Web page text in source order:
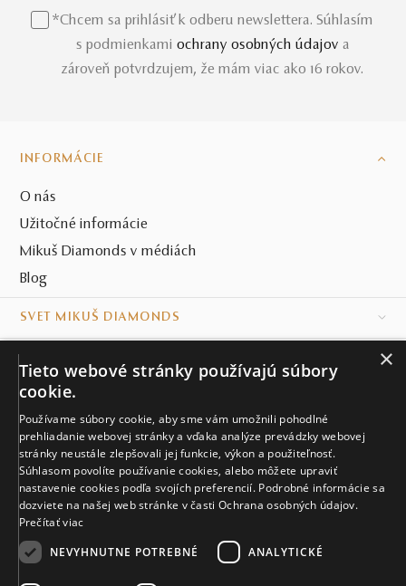
*Chcem sa prihlásiť k odberu newslettera. Súhlasím
s podmienkami ochrany osobných údajov a
zároveň potvrdzujem, že mám viac ako 16 rokov.
INFORMÁCIE
O nás
Užitočné informácie
Mikuš Diamonds v médiách
Blog
SVET MIKUŠ DIAMONDS
KONTAKT
Naše klenotníctva
Sídlo spoločnosti
×
Tieto webové stránky používajú súbory
cookie.
Používame súbory cookie, aby sme vám umožnili pohodlné
prehliadanie webovej stránky a vďaka analýze prevádzky webovej
stránky neustále zlepšovali jej funkcie, výkon a použiteľnosť.
Súhlasom povolíte používanie cookies, alebo môžete upraviť
nastavenie cookies podľa svojích preferencií. Podrobné informácie sa
dozviete na našej web stránke v časti Ochrana osobných údajov.
Prečítať viac
NEVYHNUTNE POTREBNÉ
ANALYTICKÉ